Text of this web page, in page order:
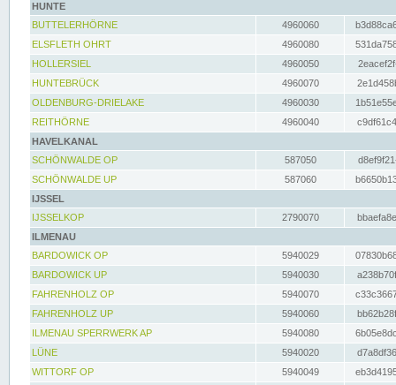
HUNTE
BUTTELERHÖRNE
4960060
ELSFLETH OHRT
4960080
HOLLERSIEL
4960050
HUNTEBRÜCK
4960070
OLDENBURG-DRIELAKE
4960030
REITHÖRNE
4960040
HAVELKANAL
SCHÖNWALDE OP
587050
SCHÖNWALDE UP
587060
IJSSEL
IJSSELKOP
2790070
ILMENAU
BARDOWICK OP
5940029
BARDOWICK UP
5940030
FAHRENHOLZ OP
5940070
FAHRENHOLZ UP
5940060
ILMENAU SPERRWERK AP
5940080
LÜNE
5940020
WITTORF OP
5940049